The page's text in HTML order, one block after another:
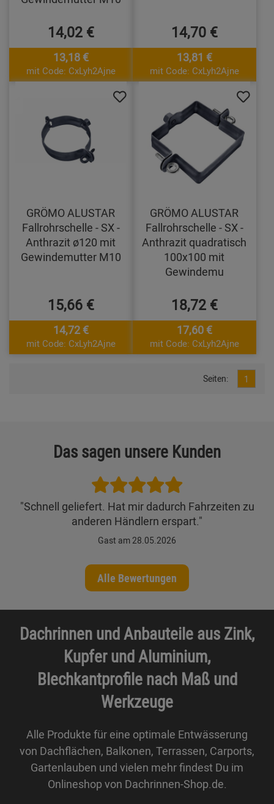
14,02 €
13,18 €
mit Code: CxLyh2Ajne
14,70 €
13,81 €
mit Code: CxLyh2Ajne
GRÖMO ALUSTAR
Fallrohrschelle - SX -
Anthrazit ø120 mit
Gewindemutter M10
15,66 €
14,72 €
mit Code: CxLyh2Ajne
GRÖMO ALUSTAR
Fallrohrschelle - SX -
Anthrazit quadratisch
100x100 mit
Gewindemu
18,72 €
17,60 €
mit Code: CxLyh2Ajne
Seiten: 1
Das sagen unsere Kunden
"Schnell geliefert. Hat mir dadurch Fahrzeiten zu
anderen Händlern erspart."
Gast am 28.05.2026
Alle Bewertungen
Dachrinnen und Anbauteile aus Zink,
Kupfer und Aluminium,
Blechkantprofile nach Maß und
Werkzeuge
Alle Produkte für eine optimale Entwässerung
von Dachflächen, Balkonen, Terrassen, Carports,
Gartenlauben und vielen mehr findest Du im
Onlineshop von Dachrinnen-Shop.de.